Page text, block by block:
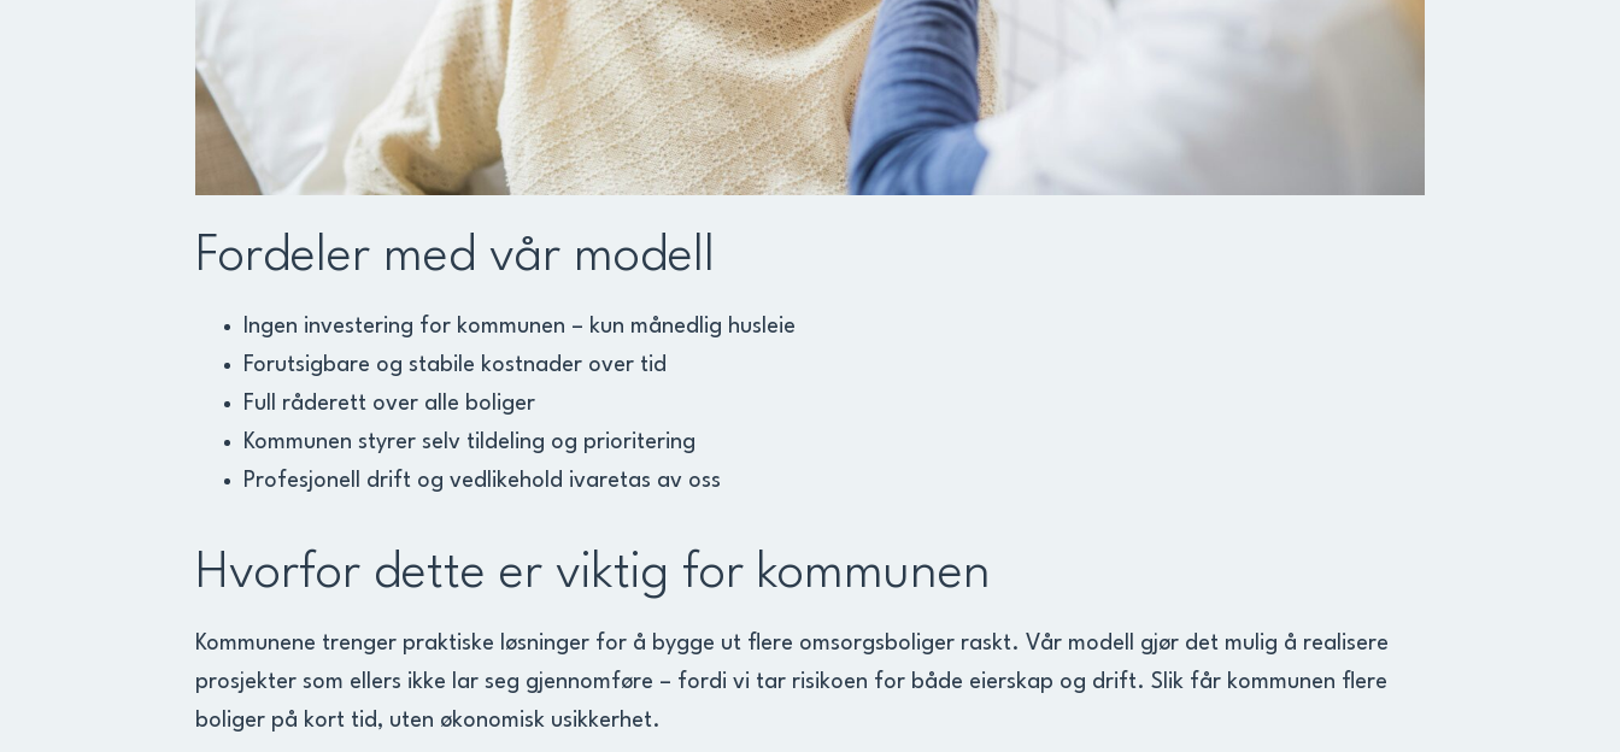
Fordeler med vår modell
Ingen investering for kommunen – kun månedlig husleie
Forutsigbare og stabile kostnader over tid
Full råderett over alle boliger
Kommunen styrer selv tildeling og prioritering
Profesjonell drift og vedlikehold ivaretas av oss
Hvorfor dette er viktig for kommunen
Kommunene trenger praktiske løsninger for å bygge ut flere omsorgsboliger raskt. Vår modell gjør det mulig å realisere
prosjekter som ellers ikke lar seg gjennomføre – fordi vi tar risikoen for både eierskap og drift. Slik får kommunen flere
boliger på kort tid, uten økonomisk usikkerhet.